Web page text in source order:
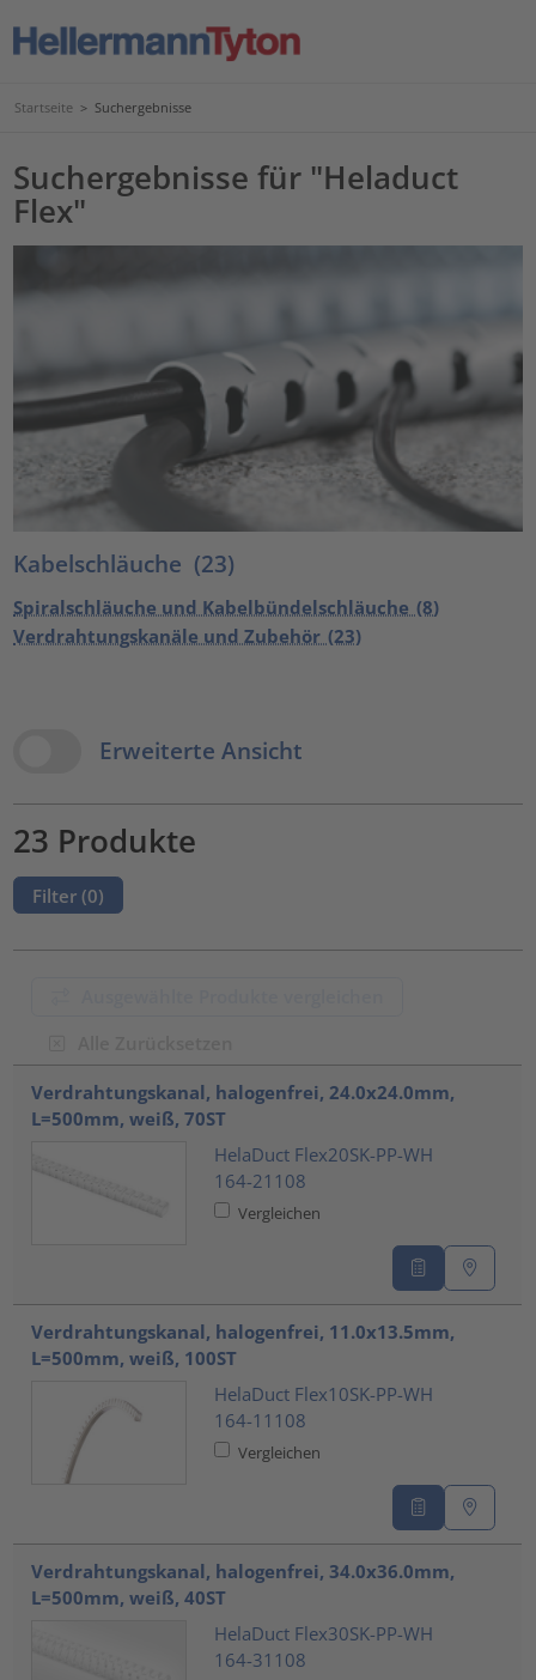
Startseite > Suchergebnisse
Suchergebnisse für "Heladuct
Flex"
Kabelschläuche (23)
Spiralschläuche und Kabelbündelschläuche(8)
Verdrahtungskanäle und Zubehör(23)
View OptionsErweiterte Ansicht
23 Produkte
Filter (0)
Verdrahtungskanal, halogenfrei, 24.0x24.0mm,
L=500mm, weiß, 70ST
HelaDuct Flex20SK-PP-WH
164-21108
Vergleichen
Verdrahtungskanal, halogenfrei, 11.0x13.5mm,
L=500mm, weiß, 100ST
HelaDuct Flex10SK-PP-WH
164-11108
Vergleichen
Verdrahtungskanal, halogenfrei, 34.0x36.0mm,
L=500mm, weiß, 40ST
HelaDuct Flex30SK-PP-WH
164-31108